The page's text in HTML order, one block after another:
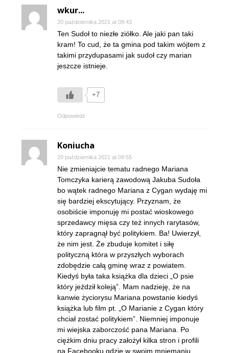
wkur...
20 października 2021 at 09:43
Ten Sudoł to niezłe ziółko. Ale jaki pan taki
kram! To cud, że ta gmina pod takim wójtem z
takimi przydupasami jak sudoł czy marian
jeszcze istnieje.
+7
Odpowiedz
Koniucha
20 października 2021 at 09:55
Nie zmieniajcie tematu radnego Mariana
Tomczyka karierą zawodową Jakuba Sudoła
bo wątek radnego Mariana z Cygan wydaję mi
się bardziej ekscytujący. Przyznam, że
osobiście imponuję mi postać wioskowego
sprzedawcy mięsa czy też innych rarytasów,
który zapragnął być politykiem. Ba! Uwierzył,
że nim jest. Że zbuduje komitet i siłę
polityczną która w przyszłych wyborach
zdobędzie całą gminę wraz z powiatem.
Kiedyś była taka książka dla dzieci „O psie
który jeździł koleją”. Mam nadzieję, że na
kanwie życiorysu Mariana powstanie kiedyś
książka lub film pt. „O Marianie z Cygan który
chciał zostać politykiem”. Niemniej imponuje
mi wiejska zaborczość pana Mariana. Po
ciężkim dniu pracy założył kilka stron i profili
na Facebooku gdzie w swoim mniemaniu